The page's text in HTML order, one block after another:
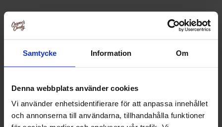
Samtycke Information Om
Denna webbplats använder cookies
Vi använder enhetsidentifierare för att anpassa innehållet
och annonserna till användarna, tillhandahålla funktioner
Relaterte produkter